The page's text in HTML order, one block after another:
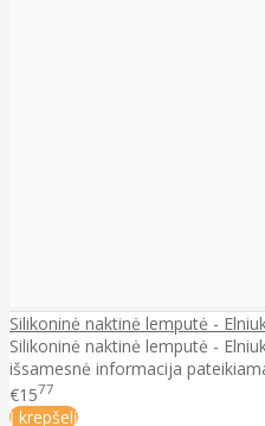
Silikoninė naktinė lemputė -
Silikoninė naktinė lemputė -
išsamesnė informacija
€1577
Į krepšelį